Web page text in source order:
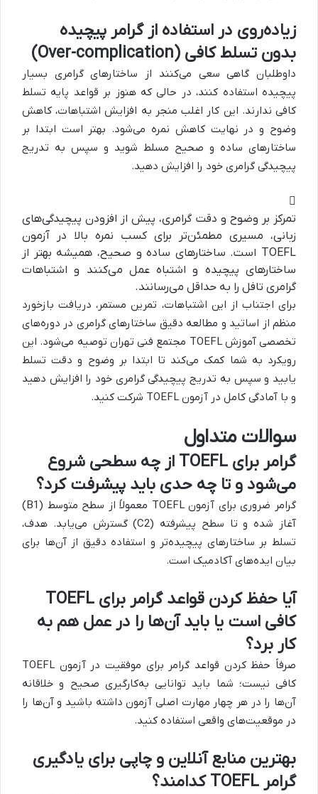
زیاده‌روی در استفاده از گرامر پیچیده
بدون تسلط کافی (Over-complication)
داوطلبان گاهی سعی می‌کنند از ساختارهای گرامری بسیار
پیچیده استفاده کنند، در حالی که هنوز بر قواعد پایه تسلط
کافی ندارند. این کار اغلب منجر به افزایش اشتباهات، کاهش
وضوح و در نهایت کاهش نمره می‌شود. بهتر است ابتدا بر
ساختارهای ساده و صحیح مسلط شوید و سپس به تدریج
پیچیدگی گرامری خود را افزایش دهید.
تمرکز بر وضوح و دقت گرامری، پیش از افزودن پیچیدگی‌های
زبانی، مسیری مطمئن‌تر برای کسب نمره بالا در آزمون
TOEFL است. ساختارهای ساده و صحیح، همیشه بهتر از
ساختارهای پیچیده و اشتباه عمل می‌کنند و اشتباهات
گرامری تافل را به حداقل می‌رسانند.
برای اجتناب از این اشتباهات، تمرین مستمر، دریافت بازخورد
منظم از اساتید و مطالعه دقیق ساختارهای گرامری در دوره‌های
تخصصی آموزش TOEFL مجتمع فنی تهران توصیه می‌شود. این
رویکرد به شما کمک می‌کند تا ابتدا بر وضوح و دقت تسلط
یابید و سپس به تدریج پیچیدگی گرامری خود را افزایش دهید
و با آمادگی کامل در آزمون TOEFL شرکت کنید.
سوالات متداول
گرامر برای TOEFL از چه سطحی شروع
می‌شود و تا چه حدی باید پیشرفت کرد؟
گرامر ضروری برای آزمون TOEFL معمولاً از سطح متوسط (B1)
آغاز شده و تا سطح پیشرفته (C2) گسترش می‌یابد. هدف،
تسلط بر ساختارهای پیچیده‌تر و استفاده دقیق از آن‌ها برای
بیان ایده‌های آکادمیک است.
آیا حفظ کردن قواعد گرامر برای TOEFL
کافی است یا باید آن‌ها را در عمل هم به
کار برد؟
صرفاً حفظ کردن قواعد گرامر برای موفقیت در آزمون TOEFL
کافی نیست؛ شما باید توانایی به‌کارگیری صحیح و خلاقانه
آن‌ها را در هر چهار مهارت اصلی آزمون داشته باشید و آن‌ها را
در موقعیت‌های واقعی استفاده کنید.
بهترین منابع آنلاین و چاپی برای یادگیری
گرامر TOEFL کدامند؟